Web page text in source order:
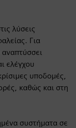
λύσεις
Για
ελέγχου
υποδομές,
καθώς και στη
συστήματα σε